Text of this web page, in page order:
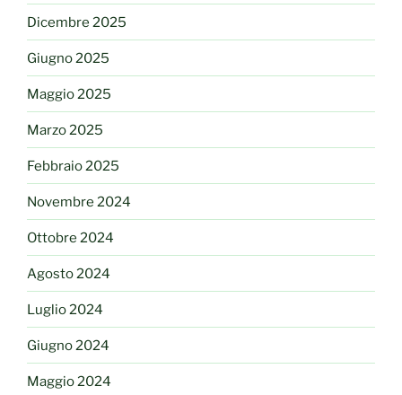
Dicembre 2025
Giugno 2025
Maggio 2025
Marzo 2025
Febbraio 2025
Novembre 2024
Ottobre 2024
Agosto 2024
Luglio 2024
Giugno 2024
Maggio 2024